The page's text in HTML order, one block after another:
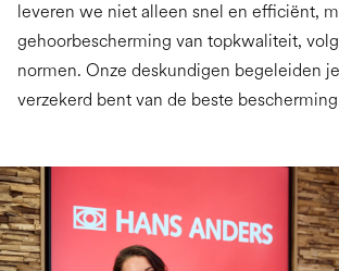
leveren we niet alleen snel en efficiënt,
gehoorbescherming van topkwaliteit,
normen. Onze deskundigen begeleiden
verzekerd bent van de beste